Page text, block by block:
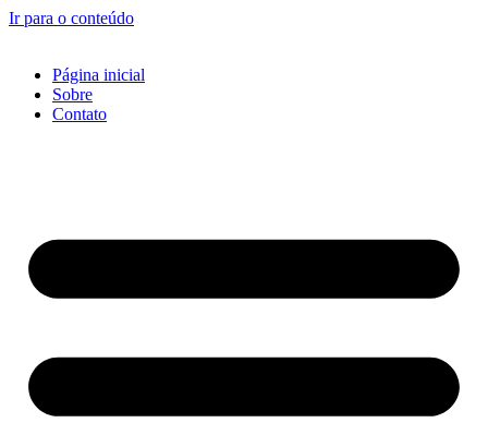
Ir para o conteúdo
Página inicial
Sobre
Contato